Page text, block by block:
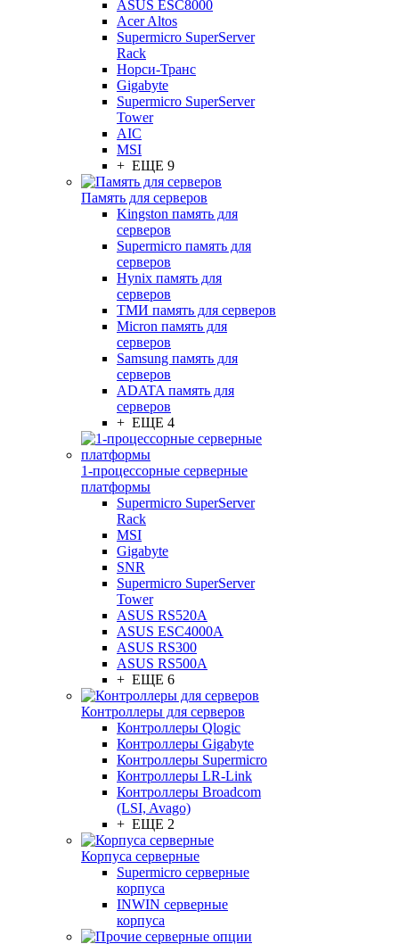
ASUS ESC8000
Acer Altos
Supermicro SuperServer
Rack
Норси-Транс
Gigabyte
Supermicro SuperServer
Tower
AIC
MSI
+ ЕЩЕ 9
Память для серверов
Kingston память для
серверов
Supermicro память для
серверов
Hynix память для
серверов
ТМИ память для серверов
Micron память для
серверов
Samsung память для
серверов
ADATA память для
серверов
+ ЕЩЕ 4
1-процессорные серверные
платформы
Supermicro SuperServer
Rack
MSI
Gigabyte
SNR
Supermicro SuperServer
Tower
ASUS RS520A
ASUS ESC4000A
ASUS RS300
ASUS RS500A
+ ЕЩЕ 6
Контроллеры для серверов
Контроллеры Qlogic
Контроллеры Gigabyte
Контроллеры Supermicro
Контроллеры LR-Link
Контроллеры Broadcom
(LSI, Avago)
+ ЕЩЕ 2
Корпуса серверные
Supermicro серверные
корпуса
INWIN серверные
корпуса